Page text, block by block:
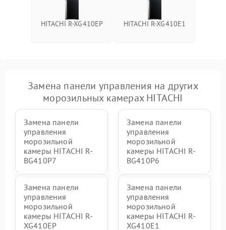
HITACHI R-XG410EP HITACHI R-XG410E1
Замена панели управления на других
морозильных камерах HITACHI
Замена панели
управления
морозильной
камеры HITACHI R-
BG410P7
Замена панели
управления
морозильной
камеры HITACHI R-
BG410P6
Замена панели
управления
морозильной
камеры HITACHI R-
XG410EP
Замена панели
управления
морозильной
камеры HITACHI R-
XG410E1